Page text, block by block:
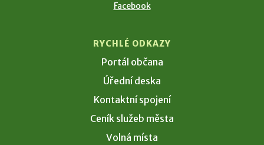
Facebook
RYCHLÉ ODKAZY
Portál občana
Úřední deska
Kontaktní spojení
Ceník služeb města
Volná místa